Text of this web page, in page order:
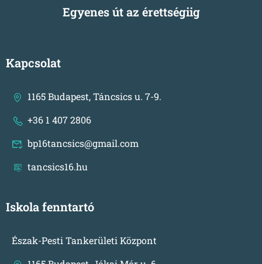
Egyenes út az érettségiig
Kapcsolat
1165 Budapest, Táncsics u. 7-9.
+36 1 407 2806
bp16tancsics@gmail.com
tancsics16.hu
Iskola fenntartó
Észak-Pesti Tankerületi Központ